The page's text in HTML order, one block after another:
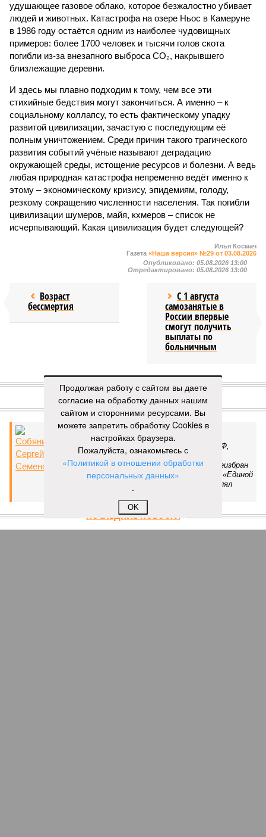
удушающее газовое облако, которое безжалостно убивает
людей и животных. Катастрофа на озере Ньос в Камеруне
в 1986 году остаётся одним из наиболее чудовищных
примеров: более 1700 человек и тысячи голов скота
погибли из-за внезапного выброса CO₂, накрывшего
близлежащие деревни.
И здесь мы плавно подходим к тому, чем все эти
стихийные бедствия могут закончиться. А именно – к
социальному коллапсу, то есть фактическому упадку
развитой цивилизации, зачастую с последующим её
полным уничтожением. Среди причин такого трагического
развития событий учёные называют деградацию
окружающей среды, истощение ресурсов и болезни. А ведь
любая природная катастрофа непременно ведёт именно к
этому – экономическому кризису, эпидемиям, голоду,
резкому сокращению численности населения. Так погибли
цивилизации шумеров, майя, кхмеров – список не
исчерпывающий. Какая цивилизация будет следующей?
Илья Космач
Газета «Наша версия» №29 от 03.08.2026
Опубликовано: 05.08.2026 13:00
Отредактировано: 05.08.2026 13:00
Возраст
бессмертия
С 1 августа
самозанятые в
России впервые
смогут получить
выплаты по
больничным
КОММЕНТАРИИ 1
Версия //Конфликт
В нескольких станциях от уже сданного
«Сказочного леса» пайщики ЖК «Станция Л» продолжают ждать от
компании Capital Group начала реальной достройки
В нескольких станциях от уже сданного «Сказочного
леса» пайщики ЖК «Станция Л» продолжают ждать от
компании Capital Group начала реальной достройки
«Станция ожидания» для дольщиков
Продолжая работу с сайтом вы даете
согласие на обработку данных нашим
сайтом и сторонними ресурсами. Вы
можете запретить обработку Cookies в
настройках браузера.
Пожалуйста, ознакомьтесь с
«Политикой в отношении обработки
персональных данных»
.
OK